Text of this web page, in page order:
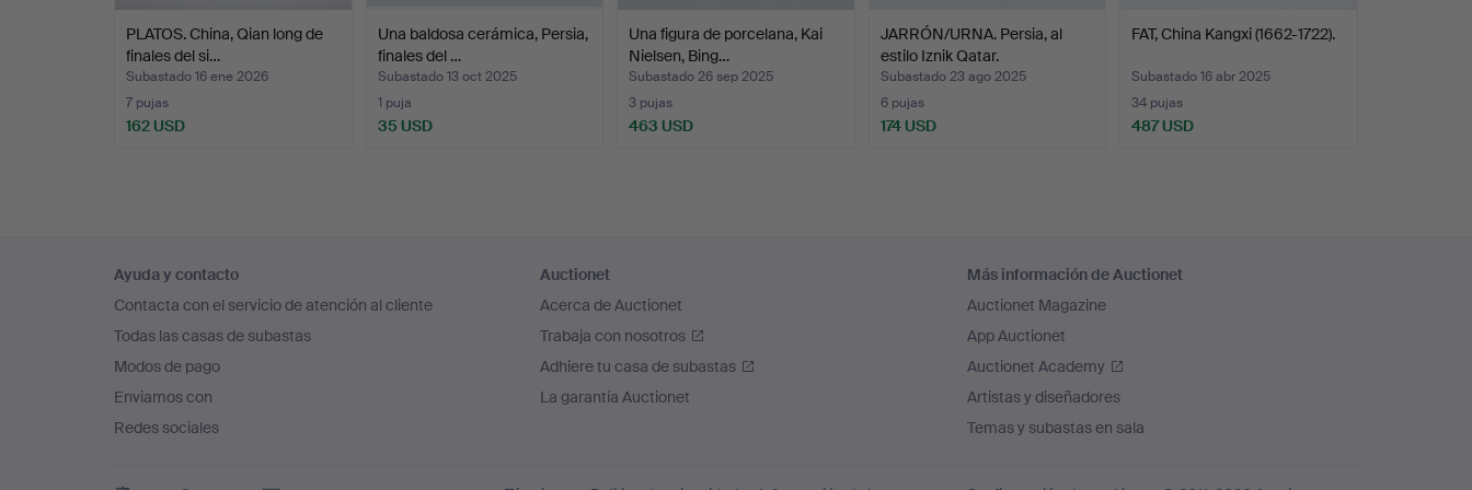
PLATOS. China, Qian long de
finales del si…
Subastado 16 ene 2026
7 pujas
162 USD
Una baldosa cerámica, Persia,
finales del …
Subastado 13 oct 2025
1 puja
35 USD
Una figura de porcelana, Kai
Nielsen, Bing…
Subastado 26 sep 2025
3 pujas
463 USD
JARRÓN/URNA. Persia, al
estilo Iznik Qatar.
Subastado 23 ago 2025
6 pujas
174 USD
FAT, China Kangxi (1662-1722).
Subastado 16 abr 2025
34 pujas
487 USD
en
el
pie
de
página
Ayuda y contacto
Contacta con el servicio de atención al cliente
Todas las casas de subastas
Modos de pago
Enviamos con
Redes sociales
Auctionet
Acerca de Auctionet
Trabaja con nosotros
Adhiere tu casa de subastas
La garantía Auctionet
Más información de Auctionet
Auctionet Magazine
App Auctionet
Auctionet Academy
Artistas y diseñadores
Temas y subastas en sala